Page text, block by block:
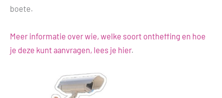
boete.
Meer informatie over wie, welke soort ontheffing en hoe
je deze kunt aanvragen, lees je hier.